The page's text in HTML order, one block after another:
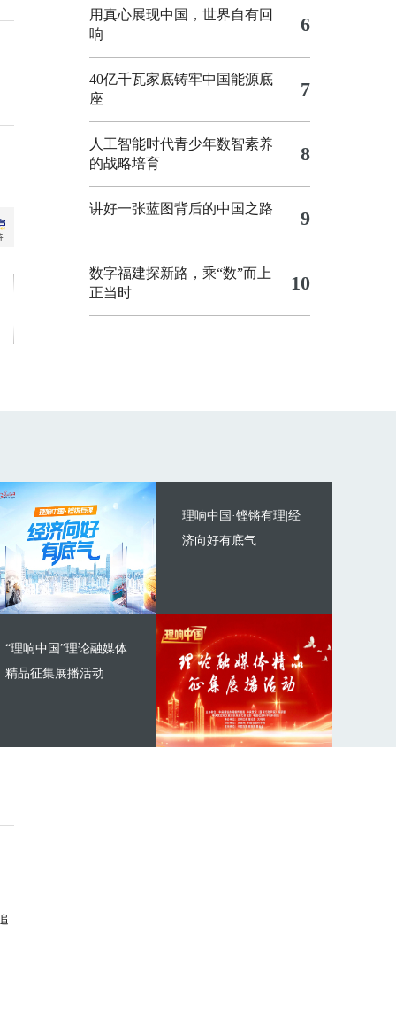
用真心展现中国，世界自有回
响
6
40亿千瓦家底铸牢中国能源底
座
7
人工智能时代青少年数智素养
的战略培育
8
讲好一张蓝图背后的中国之路 9
数字福建探新路，乘“数”而上
正当时
10
理响中国·铿锵有理|经
济向好有底气
“理响中国”理论融媒体
精品征集展播活动